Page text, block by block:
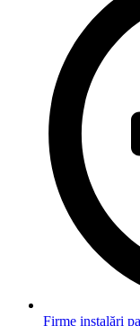
Firme instalări